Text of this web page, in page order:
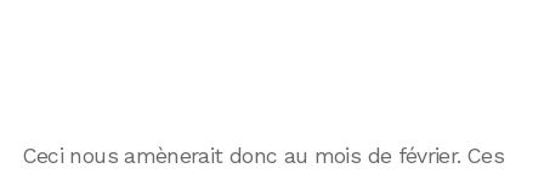
Ceci nous amènerait donc au mois de février. Ces